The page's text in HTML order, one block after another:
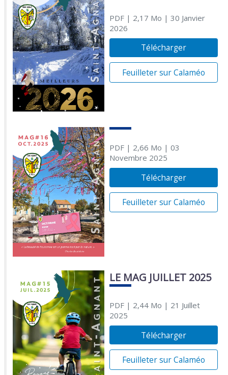
PDF| 2,17 Mo | 30 Janvier
2026
Télécharger
Feuilleter sur Calaméo
PDF| 2,66 Mo | 03
Novembre 2025
Télécharger
Feuilleter sur Calaméo
LE MAG JUILLET 2025
PDF| 2,44 Mo | 21 Juillet
2025
Télécharger
Feuilleter sur Calaméo